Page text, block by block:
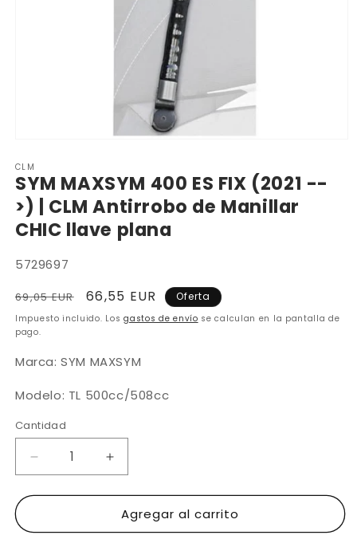
multimedia
1
en
una
ventana
modal
CLM
SYM MAXSYM 400 ES FIX (2021 --
>) | CLM Antirrobo de Manillar
CHIC llave plana
SKU:
5729697
Precio
habitual
69,05 EUR
Precio
de
66,55 EUR Oferta
Impuesto incluido. Losgastos de envío se calculan en la pantalla de
pago.
Marca: SYM MAXSYM
Modelo: TL 500cc/508cc
Cantidad
Reducir
cantidad
para
MAXSYM
Aumentar
cantidad
para
SYM
MAXSYM
Agregar al carrito